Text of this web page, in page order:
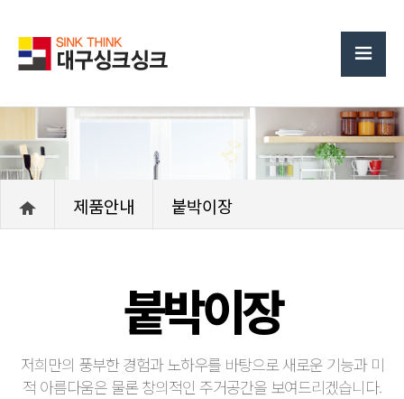
제품안내 붙박이장
붙박이장
저희만의 풍부한 경험과 노하우를 바탕으로 새로운 기능과 미
적 아름다움은 물론 창의적인 주거공간을 보여드리겠습니다.